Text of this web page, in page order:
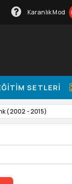
Karanlık Mod
SETLERI
(2002 - 2015)